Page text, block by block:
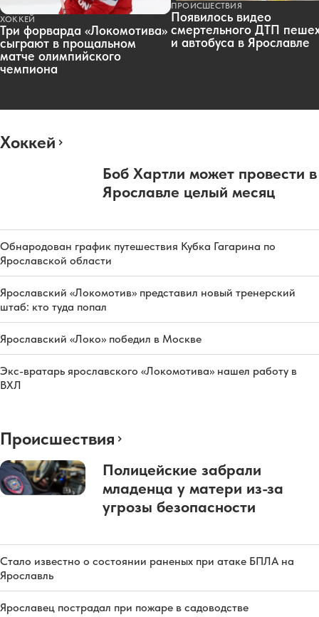
ХОККЕЙ
Три форварда «Локомотива»
сыграют в прощальном
матче олимпийского
чемпиона
ПРОИСШЕСТВИЯ
Появилось видео
смертельного ДТП
и автобуса в Ярославле
Хоккей
Боб Хартли может провести в
Ярославле целый месяц
Обнародован график путешествия Кубка Гагарина по
Ярославской области
Ярославский «Локомотив» представил новый тренерский
штаб: кто туда попал
Ярославский «Локо» победил в Москве
Экс-вратарь ярославского «Локомотива» нашел работу в
ВХЛ
Происшествия
Полицейские забрали
младенца у матери из-за
угрозы безопасности
Стало известно о состоянии раненых при атаке БПЛА на
Ярославль
Ярославец пострадал при пожаре в садоводстве